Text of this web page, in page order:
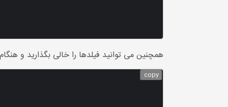
همچنین می توانید فیلدها را خالی بگذارید و
copy